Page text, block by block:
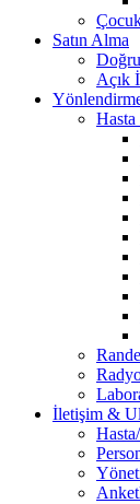
Satın Alma
Açık
Hasta
İletişim &